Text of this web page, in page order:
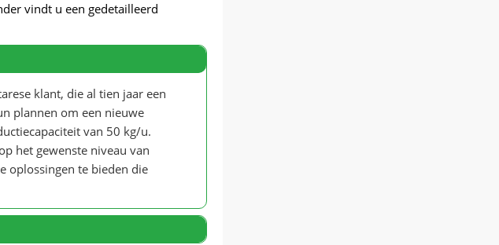
vindt u een gedetailleerd
klant, die al tien jaar een
plannen om een ​​nieuwe
van 50 kg/u.
het gewenste niveau van
oplossingen te bieden die